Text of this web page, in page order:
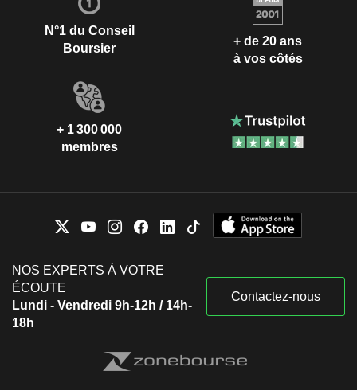
N°1 du Conseil
Boursier
+ de 20 ans
à vos côtés
+ 1 300 000
membres
NOS EXPERTS À VOTRE
ÉCOUTE
Lundi - Vendredi 9h-12h / 14h-
18h
Contactez-nous